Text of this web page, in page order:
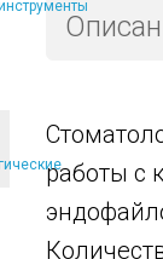
работы с